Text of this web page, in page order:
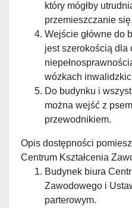
który mógłby
przemieszczanie się.
Wejście główne do
jest szerokością dla
wózkach
Do budynku i
można wejść z
przewodnikiem.
Opis dostępności
Centrum Kształcenia
Budynek biura
Zawodowego i
parterowym.